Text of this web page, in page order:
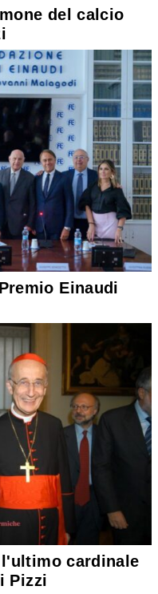
del calcio
Einaudi
cardinale
Pizzi